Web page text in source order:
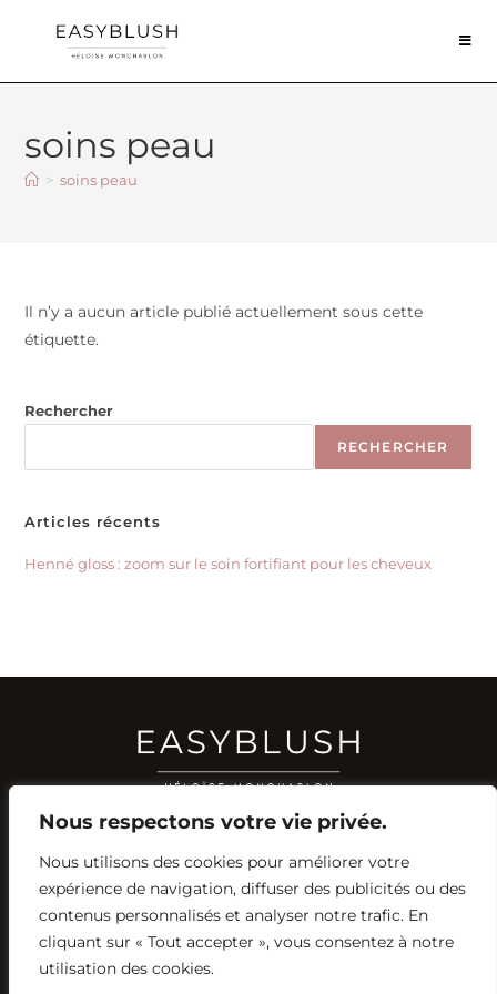
Nous respectons votre vie privée.
Nous utilisons des cookies pour améliorer votre
expérience de navigation, diffuser des publicités ou des
contenus personnalisés et analyser notre trafic. En
cliquant sur « Tout accepter », vous consentez à notre
utilisation des cookies.
soins peau
> soins peau
Il n’y a aucun article publié actuellement sous cette
étiquette.
Rechercher
RECHERCHER
Articles récents
Henné gloss : zoom sur le soin fortifiant pour les cheveux
RÉSEAUX SOCIAUX
YOUTUBE
INSTAGRAM
FACEBOOK
PINTEREST